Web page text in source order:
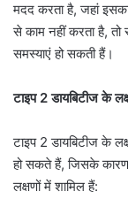
मदद करता है, जहां
से काम नहीं करता है, तो
समस्याएं हो सकती हैं।
टाइप 2 डायबिटीज के
टाइप 2 डायबिटीज के
हो सकते हैं, जिसके
लक्षणों में शामिल हैं: